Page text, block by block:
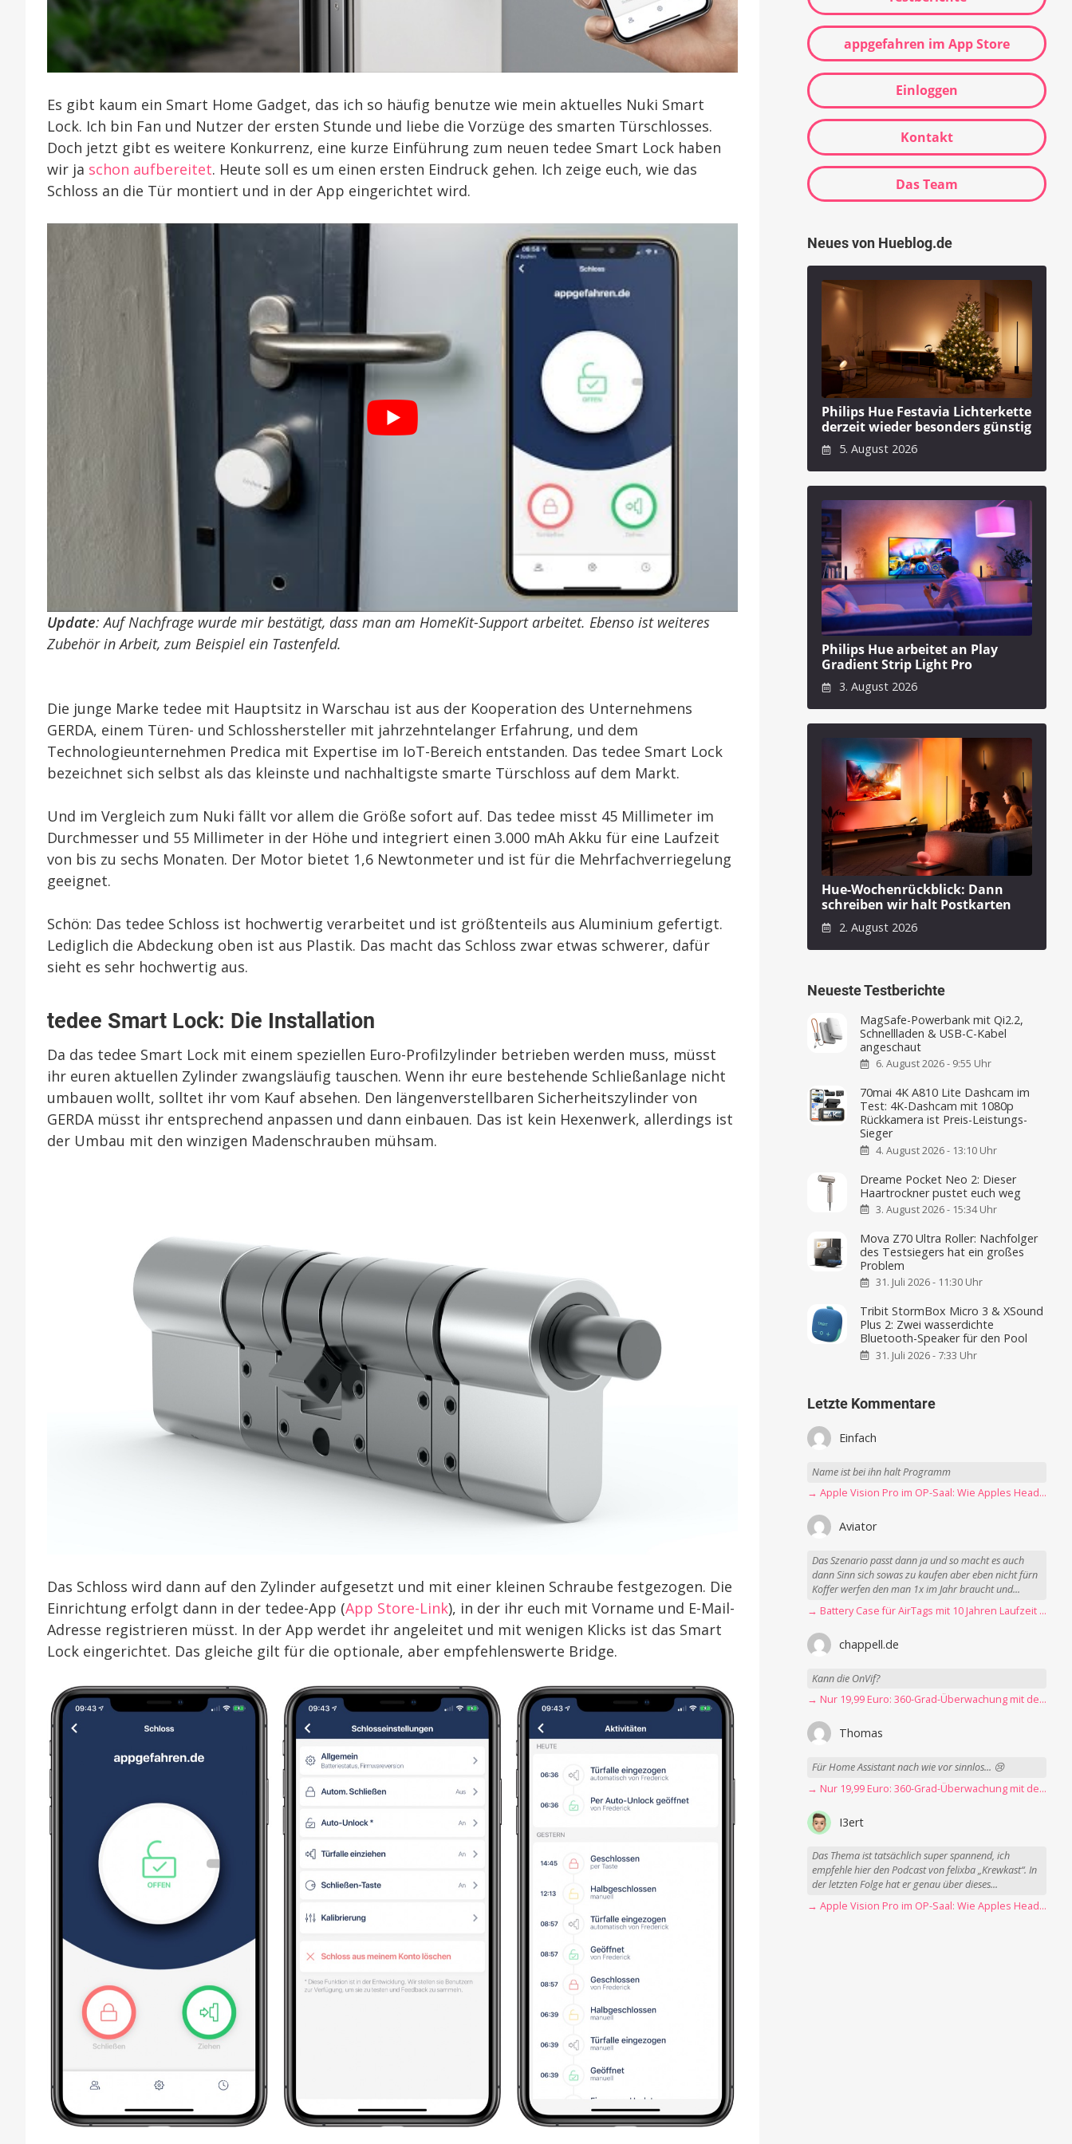
Es gibt kaum ein Smart Home Gadget, das ich so häufig benutze wie mein aktuelles Nuki Smart
Lock. Ich bin Fan und Nutzer der ersten Stunde und liebe die Vorzüge des smarten Türschlosses.
Doch jetzt gibt es weitere Konkurrenz, eine kurze Einführung zum neuen tedee Smart Lock haben
wir ja schon aufbereitet. Heute soll es um einen ersten Eindruck gehen. Ich zeige euch, wie das
Schloss an die Tür montiert und in der App eingerichtet wird.
Update: Auf Nachfrage wurde mir bestätigt, dass man am HomeKit-Support arbeitet. Ebenso ist weiteres
Zubehör in Arbeit, zum Beispiel ein Tastenfeld.
Die junge Marke tedee mit Hauptsitz in Warschau ist aus der Kooperation des Unternehmens
GERDA, einem Türen- und Schlosshersteller mit jahrzehntelanger Erfahrung, und dem
Technologieunternehmen Predica mit Expertise im IoT-Bereich entstanden. Das tedee Smart Lock
bezeichnet sich selbst als das kleinste und nachhaltigste smarte Türschloss auf dem Markt.
Und im Vergleich zum Nuki fällt vor allem die Größe sofort auf. Das tedee misst 45 Millimeter im
Durchmesser und 55 Millimeter in der Höhe und integriert einen 3.000 mAh Akku für eine Laufzeit
von bis zu sechs Monaten. Der Motor bietet 1,6 Newtonmeter und ist für die Mehrfachverriegelung
geeignet.
Schön: Das tedee Schloss ist hochwertig verarbeitet und ist größtenteils aus Aluminium gefertigt.
Lediglich die Abdeckung oben ist aus Plastik. Das macht das Schloss zwar etwas schwerer, dafür
sieht es sehr hochwertig aus.
tedee Smart Lock: Die Installation
Da das tedee Smart Lock mit einem speziellen Euro-Profilzylinder betrieben werden muss, müsst
ihr euren aktuellen Zylinder zwangsläufig tauschen. Wenn ihr eure bestehende Schließanlage nicht
umbauen wollt, solltet ihr vom Kauf absehen. Den längenverstellbaren Sicherheitszylinder von
GERDA müsst ihr entsprechend anpassen und dann einbauen. Das ist kein Hexenwerk, allerdings ist
der Umbau mit den winzigen Madenschrauben mühsam.
Das Schloss wird dann auf den Zylinder aufgesetzt und mit einer kleinen Schraube festgezogen. Die
Einrichtung erfolgt dann in der tedee-App (App Store-Link), in der ihr euch mit Vorname und E-Mail-
Adresse registrieren müsst. In der App werdet ihr angeleitet und mit wenigen Klicks ist das Smart
Lock eingerichtet. Das gleiche gilt für die optionale, aber empfehlenswerte Bridge.
appgefahren im App Store
Einloggen
Kontakt
Das Team
Neues von Hueblog.de
Philips Hue Festavia Lichterkette
derzeit wieder besonders günstig
5. August 2026
Philips Hue arbeitet an Play
Gradient Strip Light Pro
3. August 2026
Hue-Wochenrückblick: Dann
schreiben wir halt Postkarten
2. August 2026
Neueste Testberichte
MagSafe-Powerbank mit Qi2.2,
Schnellladen & USB-C-Kabel
angeschaut
6. August 2026 - 9:55 Uhr
70mai 4K A810 Lite Dashcam im
Test: 4K-Dashcam mit 1080p
Rückkamera ist Preis-Leistungs-
Sieger
4. August 2026 - 13:10 Uhr
Dreame Pocket Neo 2: Dieser
Haartrockner pustet euch weg
3. August 2026 - 15:34 Uhr
Mova Z70 Ultra Roller: Nachfolger
des Testsiegers hat ein großes
Problem
31. Juli 2026 - 11:30 Uhr
Tribit StormBox Micro 3 & XSound
Plus 2: Zwei wasserdichte
Bluetooth-Speaker für den Pool
31. Juli 2026 - 7:33 Uhr
Letzte Kommentare
Einfach
Name ist bei ihn halt Programm
→ Apple Vision Pro im OP-Saal: Wie Apples Headset Operationen beschleunigt
Aviator
Das Szenario passt dann ja und so macht es auch
dann Sinn sich sowas zu kaufen aber eben nicht fürn
Koffer werfen den man 1x im Jahr braucht und...
→ Battery Case für AirTags mit 10 Jahren Laufzeit jetzt nur 12,89 Euro
chappell.de
Kann die OnVif?
→ Nur 19,99 Euro: 360-Grad-Überwachung mit der Blink Mini Pan-Tilt Kamera
Thomas
Für Home Assistant nach wie vor sinnlos... 😢
→ Nur 19,99 Euro: 360-Grad-Überwachung mit der Blink Mini Pan-Tilt Kamera
I3ert
Das Thema ist tatsächlich super spannend, ich
empfehle hier den Podcast von felixba „Krewkast“. In
der letzten Folge hat er genau über dieses...
→ Apple Vision Pro im OP-Saal: Wie Apples Headset Operationen beschleunigt